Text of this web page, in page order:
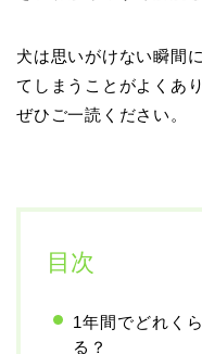
犬は思いがけない瞬間
てしまうことがよくあ
ぜひご一読ください。
目次
1年間でどれく
る？